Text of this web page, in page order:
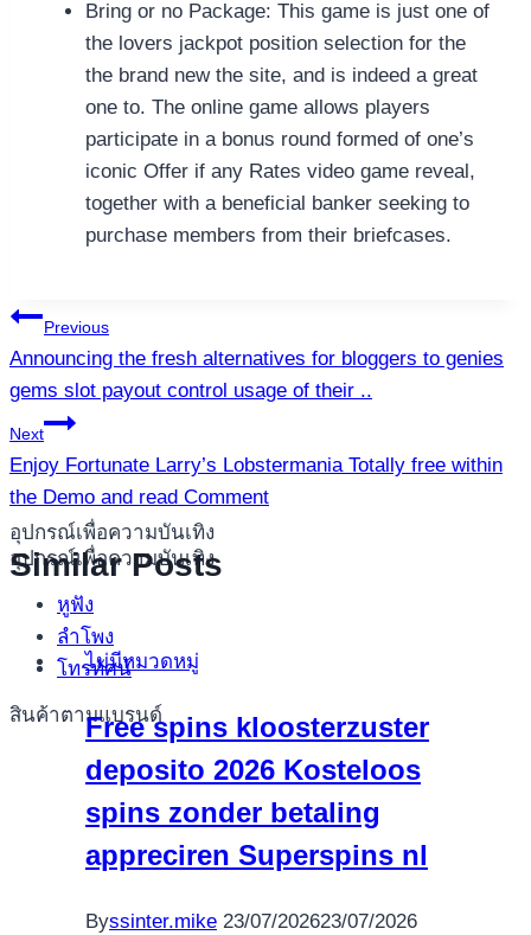
อุปกรณ์เพื่อความบันเทิง
อุปกรณ์เพื่อความบันเทิง
หูฟัง
ลำโพง
โทรทัศน์
สินค้าตามแบรนด์
Bring or no Package: This game is just one of
the lovers jackpot position selection for the
the brand new the site, and is indeed a great
one to. The online game allows players
participate in a bonus round formed of one’s
iconic Offer if any Rates video game reveal,
together with a beneficial banker seeking to
purchase members from their briefcases.
แนะแนว
เรื่อง
Previous
Announcing the fresh alternatives for bloggers to genies
gems slot payout control usage of their ..
Next
Enjoy Fortunate Larry’s Lobstermania Totally free within
the Demo and read Comment
Similar Posts
ไม่มีหมวดหมู่
Free spins kloosterzuster
deposito 2026 Kosteloos
spins zonder betaling
appreciren Superspins nl
Byssinter.mike 23/07/202623/07/2026